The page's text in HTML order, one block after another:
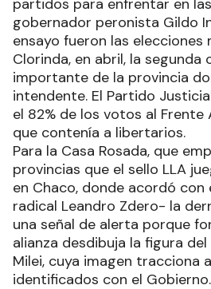
partidos para enfrentar en
gobernador peronista Gildo
ensayo fueron las elecciones
Clorinda, en abril, la segunda
importante de la provincia
intendente. El Partido
el 82% de los votos al Frente
que contenía a libertarios.
Para la Casa Rosada, que
provincias que el sello LLA
en Chaco, donde acordó con
radical Leandro Zdero- la
una señal de alerta porque
alianza desdibuja la figura
Milei, cuya imagen tracciona
identificados con el